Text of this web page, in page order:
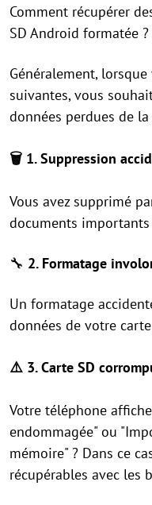
Comment récupérer
SD Android formatée ?
Généralement,
suivantes, vous
données perdues de la
🗑️ 1. Suppression
Vous avez supprimé
documents
🔧 2. Formatage
Un formatage
données de votre
⚠️ 3. Carte SD
Votre téléphone
endommagée" ou
mémoire" ? Dans ce
récupérables avec les